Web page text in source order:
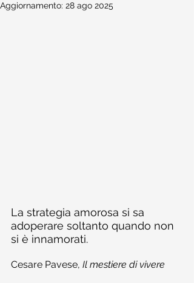
Aggiornamento: 28 ago 2025
La strategia amorosa si sa
adoperare soltanto quando non
si è innamorati.
Cesare Pavese, Il mestiere di vivere